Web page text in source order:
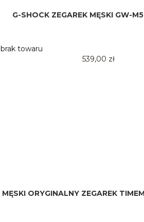
G-SHOCK ZEGAREK MĘSKI GW-
brak towaru
539,00 zł
MĘSKI ORYGINALNY ZEGAREK